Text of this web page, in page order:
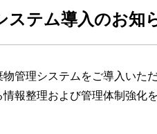
ステム導入のお知
管理システムをご導入いた
報整理および管理体制強化